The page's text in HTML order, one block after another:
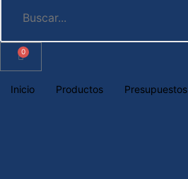
0
Inicio Productos Presupuestos